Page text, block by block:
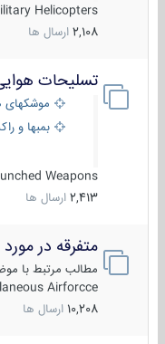
Military Helicopters
2,108 ارسال ها
تسلیحات هوایی
موشکهای هوا
بمبها و
Weapons
2,413 ارسال ها
متفرقه در مورد
مطالب مرتبط با
Airforcce
10,208 ارسال ها